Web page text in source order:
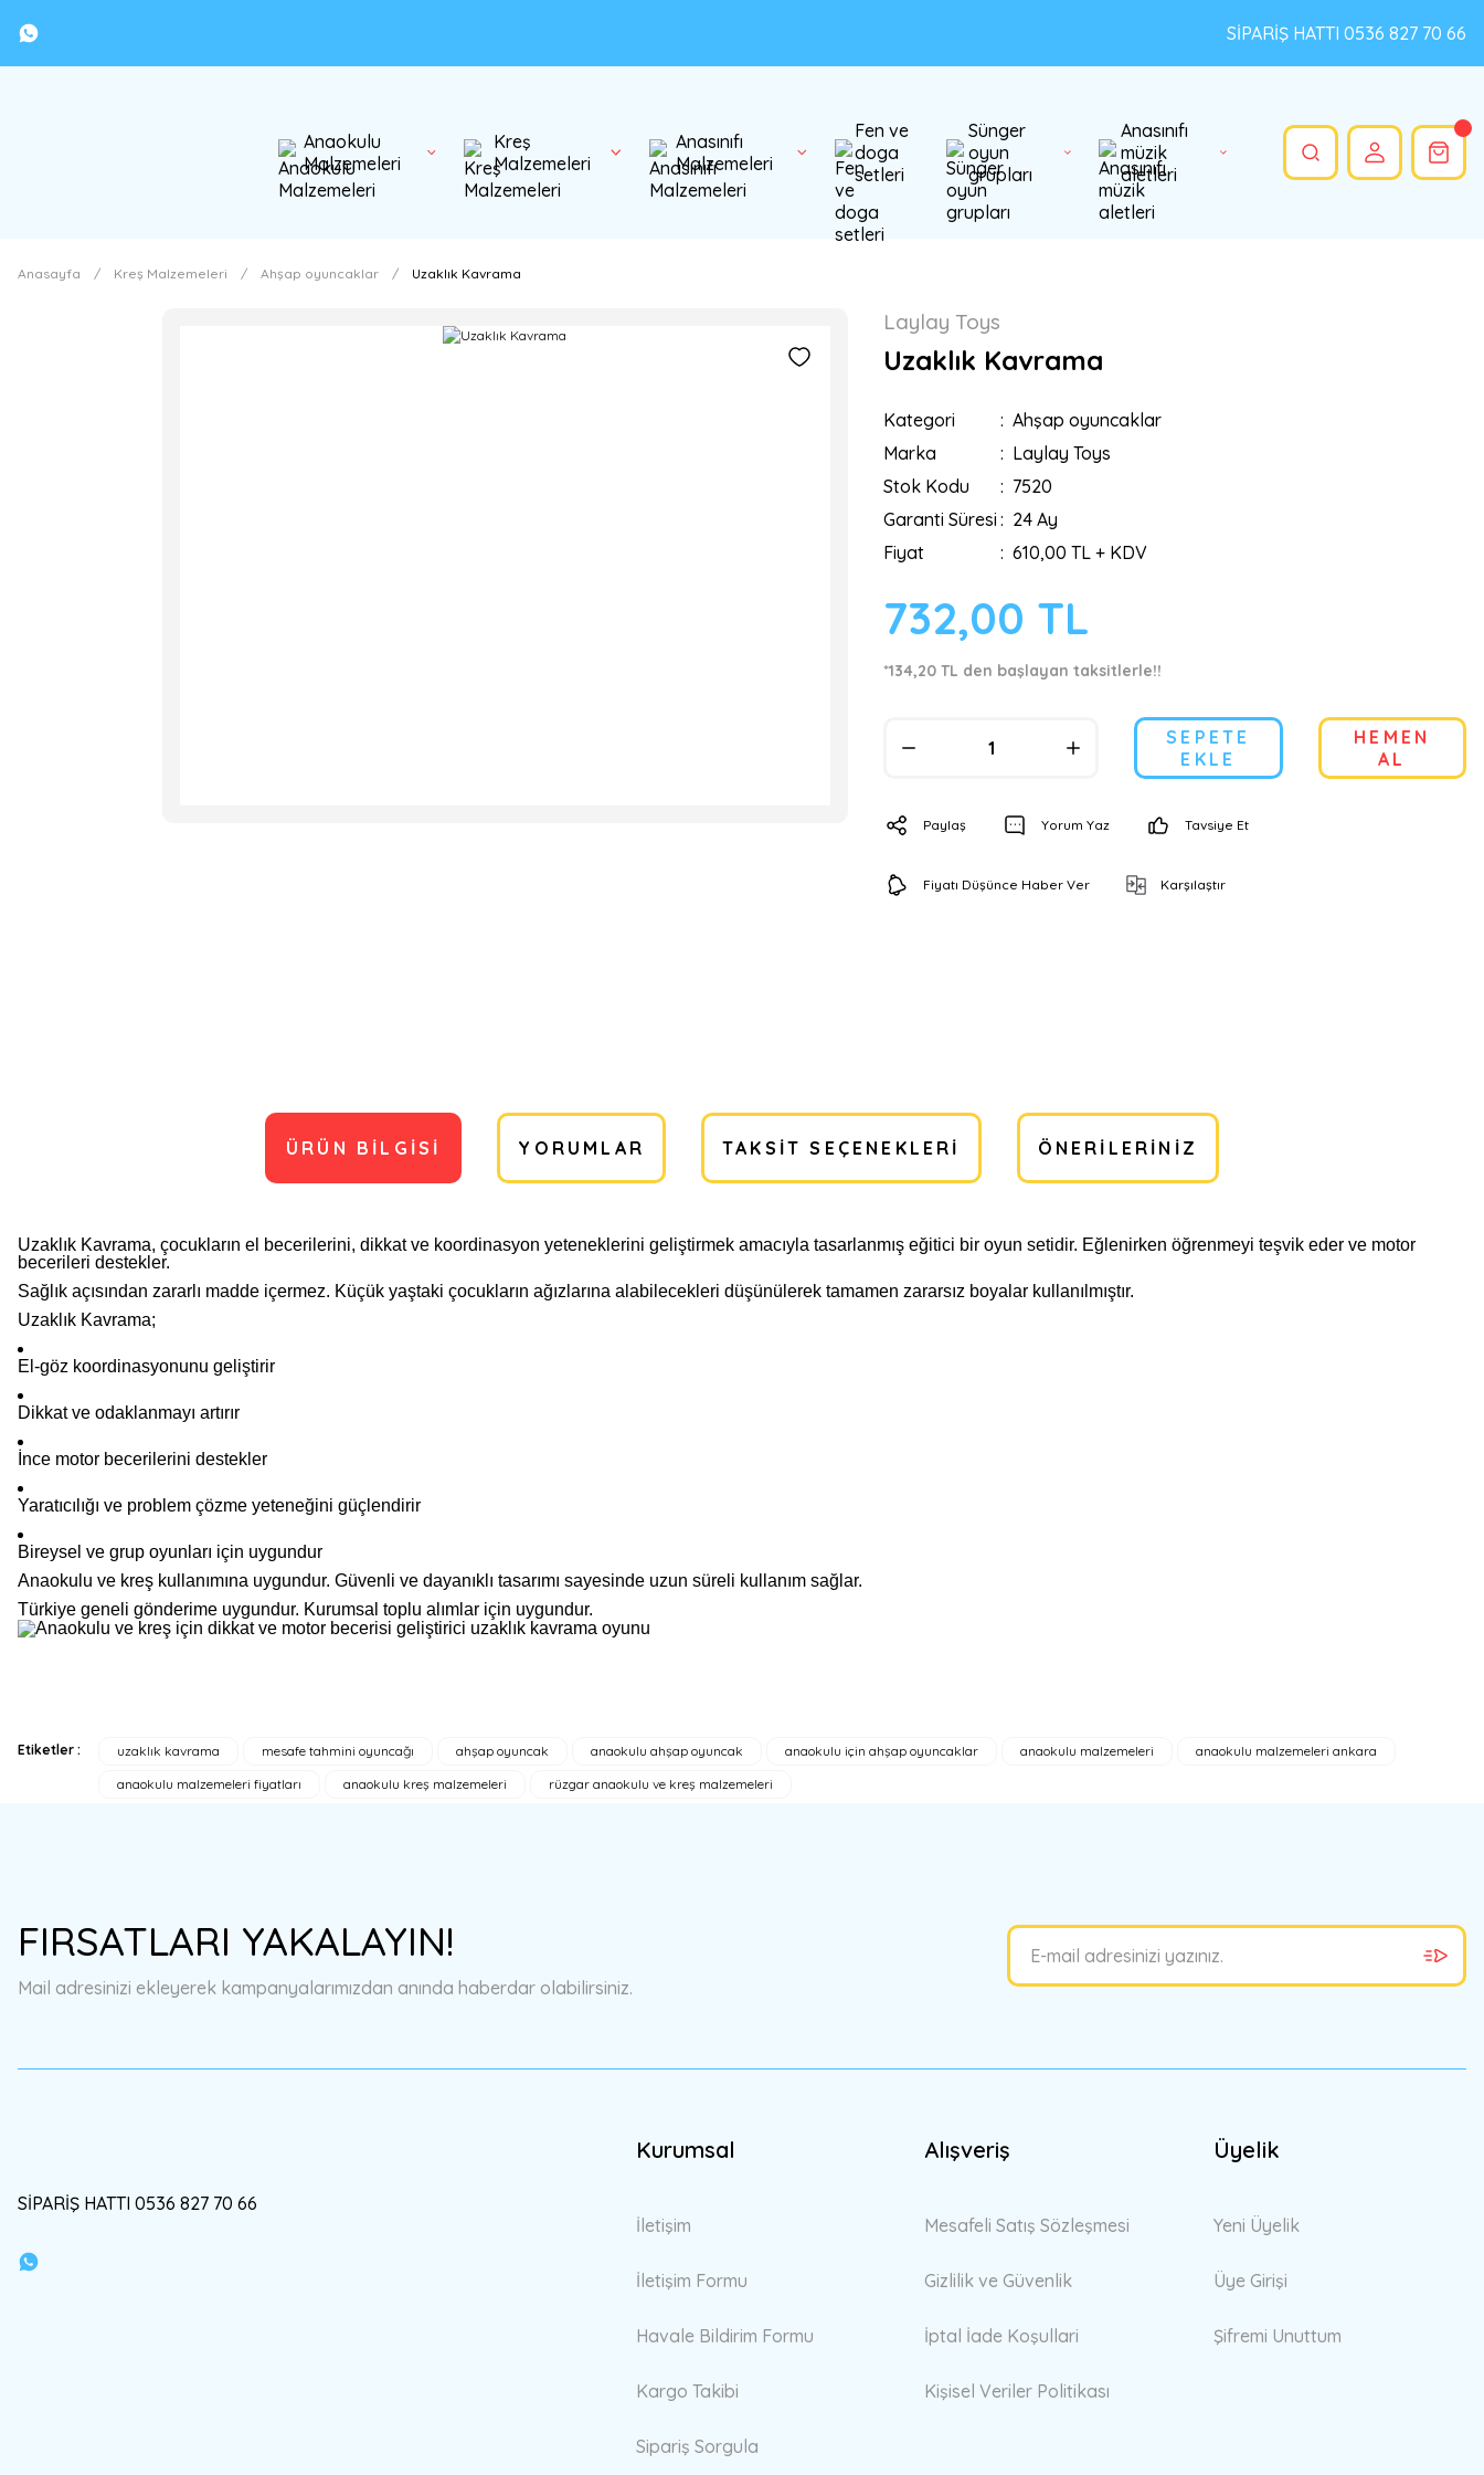
SİPARİŞ HATTI 0536 827 70 66
Anaokulu
Malzemeleri
Kreş
Malzemeleri
Anasınıfı
Malzemeleri
Fen ve
doga
setleri
Sünger
oyun
grupları
Anasınıfı
müzik
aletleri
Anasayfa Kreş Malzemeleri Ahşap oyuncaklar Uzaklık Kavrama
Laylay Toys
Uzaklık Kavrama
Kategori
Ahşap oyuncaklar
Marka
Laylay Toys
Stok Kodu
7520
Garanti Süresi
24 Ay
Fiyat
610,00 TL + KDV
732,00 TL
*134,20 TL den başlayan taksitlerle!!
SEPETE
EKLE
HEMEN
AL
Paylaş Yorum Yaz Tavsiye Et
Fiyatı Düşünce Haber Ver Karşılaştır
ÜRÜN BILGISI YORUMLAR TAKSIT SEÇENEKLERI ÖNERILERINIZ
Uzaklık Kavrama, çocukların el becerilerini, dikkat ve koordinasyon yeteneklerini geliştirmek amacıyla tasarlanmış eğitici bir oyun setidir. Eğlenirken öğrenmeyi teşvik eder ve motor
becerileri destekler.
Sağlık açısından zararlı madde içermez. Küçük yaştaki çocukların ağızlarına alabilecekleri düşünülerek tamamen zararsız boyalar kullanılmıştır.
Uzaklık Kavrama;
El-göz koordinasyonunu geliştirir
Dikkat ve odaklanmayı artırır
İnce motor becerilerini destekler
Yaratıcılığı ve problem çözme yeteneğini güçlendirir
Bireysel ve grup oyunları için uygundur
Anaokulu ve kreş kullanımına uygundur. Güvenli ve dayanıklı tasarımı sayesinde uzun süreli kullanım sağlar.
Türkiye geneli gönderime uygundur. Kurumsal toplu alımlar için uygundur.
Bu ürünün fiyat bilgisi, resim, ürün açıklamalarında ve diğer konularda yetersiz gördüğünüz noktaları öneri formunu kullanarak tarafımıza iletebilirsiniz.
Görüş ve önerileriniz için teşekkür ederiz.
Ürün fiyatı diğer sitelerden daha pahalı.
Etiketler : uzaklık kavrama mesafe tahmini oyuncağı ahşap oyuncak anaokulu ahşap oyuncak anaokulu için ahşap oyuncaklar anaokulu malzemeleri
anaokulu malzemeleri ankara
anaokulu malzemeleri fiyatları
anaokulu kreş malzemeleri rüzgar anaokulu ve kreş malzemeleri
FIRSATLARI YAKALAYIN!
Mail adresinizi ekleyerek kampanyalarımızdan anında haberdar olabilirsiniz.
SİPARİŞ HATTI 0536 827 70 66
Kurumsal
İletişim
İletişim Formu
Havale Bildirim Formu
Kargo Takibi
Sipariş Sorgula
Alışveriş
Mesafeli Satış Sözleşmesi
Gizlilik ve Güvenlik
İptal İade Koşullari
Kişisel Veriler Politikası
Üyelik
Yeni Üyelik
Üye Girişi
Şifremi Unuttum